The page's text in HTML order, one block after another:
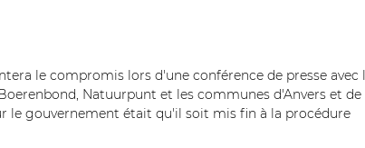
le compromis lors d'une conférence de presse avec
Natuurpunt et les communes d'Anvers et de
le gouvernement était qu'il soit mis fin à la procédure